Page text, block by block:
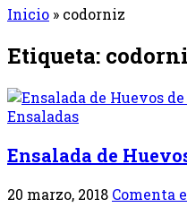
Inicio » codorniz
Etiqueta:
Ensaladas
Ensalada de
20 marzo, 2018 Comenta